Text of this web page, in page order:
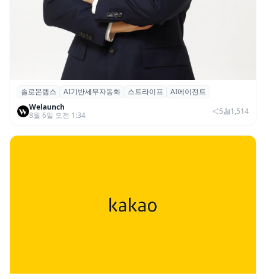
솔로몬랩스, 스트라이프 출신 이창헌 영입…
절세 전략 AI 에이전트 개발 본격화
솔로몬랩스 AI기반세무자동화 스트라이프
AI에이전트
Welaunch
8월 6일 오전 1:34
5 1,514